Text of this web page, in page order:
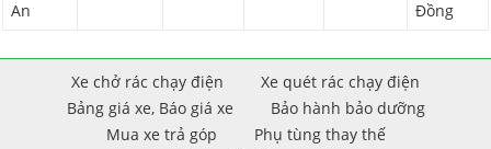
An
Đồng
Xe chở rác chạy điện
Xe quét rác chạy điện
Bảng giá xe, Báo giá xe
Bảo hành bảo dưỡng
Mua xe trả góp
Phụ tùng thay thế